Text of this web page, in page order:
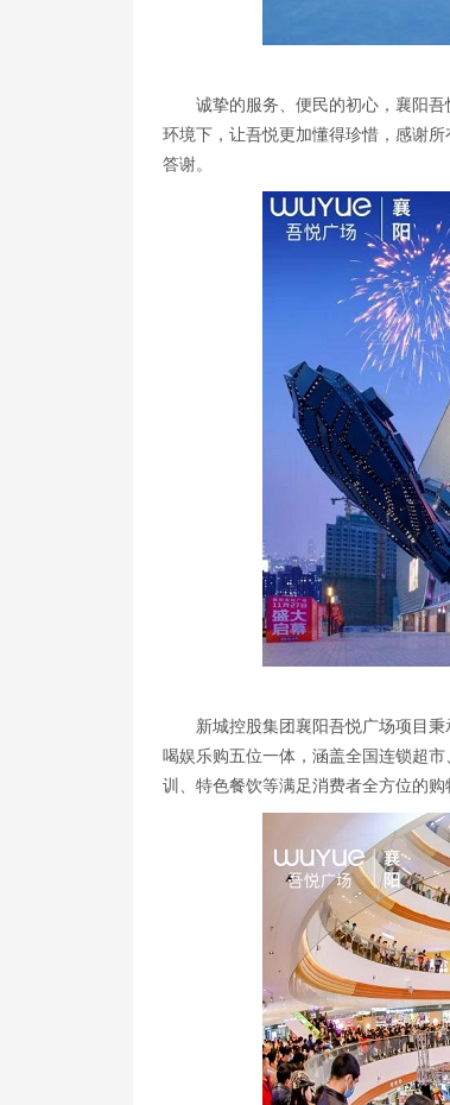
诚挚的服务、便民的初心，襄阳
环境下，让吾悦更加懂得珍惜，感谢
答谢。
新城控股集团襄阳吾悦广场项目
喝娱乐购五位一体，涵盖全国连锁超
训、特色餐饮等满足消费者全方位的购